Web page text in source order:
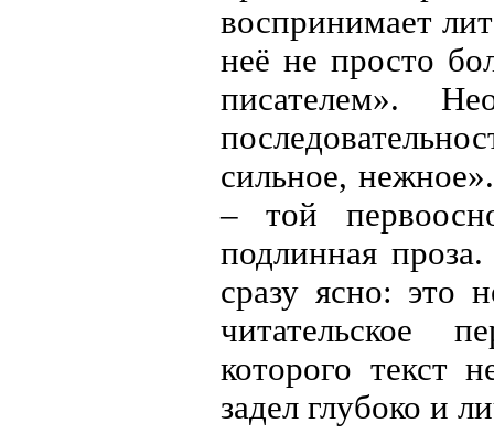
воспринимает
неё не просто
писателем».
сильное,
– той
подлинная
сразу ясно: это
читательское
которого текст
задел глубоко и